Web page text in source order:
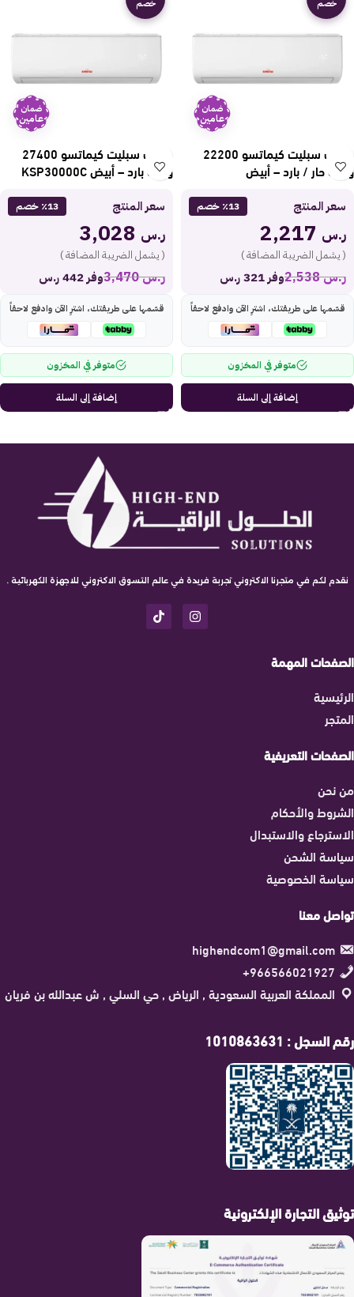
خصم
ضمان
عامين
مكيف سبليت كيماتسو 22200
وحدة حار / بارد – أبيض
KSP24000CH
سعر المنتج ٪13 خصم
ر.س
( يشمل الضريبة المضافة )
ر.س2,538 وفر 321 ر.س
قسّمها على طريقتك، اشترِ الآن وادفع لاحقاً
متوفر في المخزون
إضافة إلى السلة
خصم
ضمان
عامين
مكيف سبليت كيماتسو 27400
وحدة بارد – أبيض KSP30000C
سعر المنتج ٪13 خصم
ر.س
( يشمل الضريبة المضافة )
ر.س3,470 وفر 442 ر.س
قسّمها على طريقتك، اشترِ الآن وادفع لاحقاً
متوفر في المخزون
إضافة إلى السلة
نقدم لكم في متجرنا الاكتروني تجربة فريدة في عالم التسوق الاكتروني للاجهزة الكهربائية .
الصفحات المهمة
الرئيسية
المتجر
الصفحات التعريفية
من نحن
الشروط والأحكام
الاسترجاع والاستبدال
سياسة الشحن
سياسة الخصوصية
تواصل معنا
highendcom1@gmail.com
966566021927+
المملكة العربية السعودية , الرياض , حي السلي , ش عبدالله بن فريان
رقم السجل : 1010863631
توثيق التجارة الإلكترونية